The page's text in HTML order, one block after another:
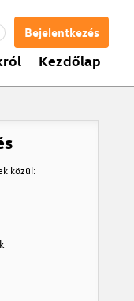
Bejelentkezés
Kezdőlap
közül: